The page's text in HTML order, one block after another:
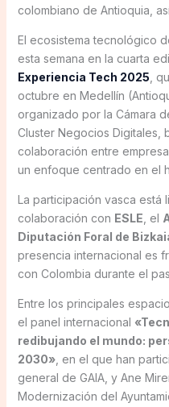
colombiano de Antioquia,
El ecosistema tecnológico
esta semana en la cuarta
Experiencia Tech 2025 ,
octubre en Medellín
organizado por la Cámara
Cluster Negocios Digitales,
colaboración entre
un enfoque centrado en el
La participación vasca está
colaboración con ESLE , el
Diputación Foral de
presencia internacional es
con Colombia durante el
Entre los principales
el panel internacional
redibujando el mundo:
2030», en el que han
general de GAIA, y Ane
Modernización del